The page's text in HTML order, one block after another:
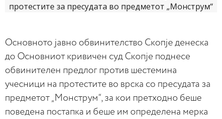
Основното јавно обвинителство Скопје денеска
до Основниот кривичен суд Скопје поднесе
обвинителен предлог против шестемина
учесници на протестите во врска со пресудата за
предметот „Монструм“, за кои претходно беше
поведена постапка и беше им определена мерка